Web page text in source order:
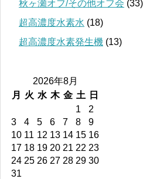
秋ヶ瀬オフ/その他オフ会 (33)
超高濃度水素水 (18)
超高濃度水素発生機 (13)
2026年8月
月
火 水 木 金 土
日
1
2
3
4 5 6 7 8
9
10 11 12 13 14 15 16
17 18 19 20 21 22 23
24 25 26 27 28 29 30
31